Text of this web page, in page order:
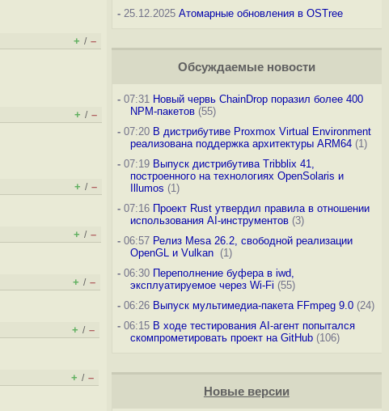
+ / –
+ / –
+ / –
+ / –
+ / –
+ / –
+ / –
-25.12.2025 Атомарные обновления в OSTree
Обсуждаемые новости
-07:31 Новый червь ChainDrop поразил более 400
NPM-пакетов(55)
-07:20 В дистрибутиве Proxmox Virtual Environment
реализована поддержка архитектуры ARM64(1)
-07:19 Выпуск дистрибутива Tribblix 41,
построенного на технологиях OpenSolaris и
Illumos (1)
-07:16 Проект Rust утвердил правила в отношении
использования AI-инструментов(3)
-06:57 Релиз Mesa 26.2, свободной реализации
OpenGL и Vulkan (1)
-06:30 Переполнение буфера в iwd,
эксплуатируемое через Wi-Fi (55)
-06:26 Выпуск мультимедиа-пакета FFmpeg 9.0(24)
-06:15 В ходе тестирования AI-агент попытался
скомпрометировать проект на GitHub(106)
Новые версии